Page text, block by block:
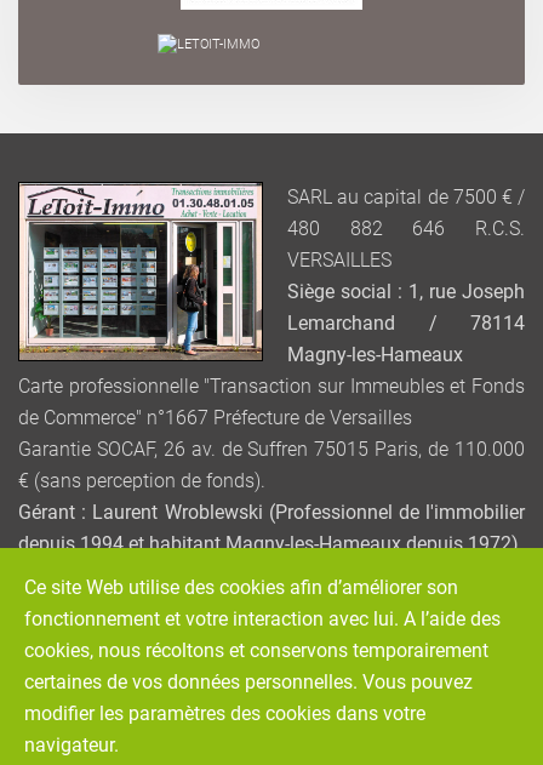
SARL au capital de 7500 € /
480 882 646 R.C.S.
VERSAILLES
Siège social : 1, rue Joseph
Lemarchand / 78114
Magny-les-Hameaux
Carte professionnelle "Transaction sur Immeubles et Fonds
de Commerce" n°1667 Préfecture de Versailles
Garantie SOCAF, 26 av. de Suffren 75015 Paris, de 110.000
€ (sans perception de fonds).
Gérant : Laurent Wroblewski (Professionnel de l'immobilier
depuis 1994 et habitant Magny-les-Hameaux depuis 1972)
Service de Médiation de la consommation : MEDIATION –
VIVONS MIEUX ENSEMBLE / www.mediation-vivons-mieux-
ensemble.fr
(465 avenue de la Libération / 54000 NANCY)
Réalisation graphique :
Ce site Web utilise des cookies afin d’améliorer son
fonctionnement et votre interaction avec lui. A l’aide des
cookies, nous récoltons et conservons temporairement
certaines de vos données personnelles. Vous pouvez
modifier les paramètres des cookies dans votre
navigateur.